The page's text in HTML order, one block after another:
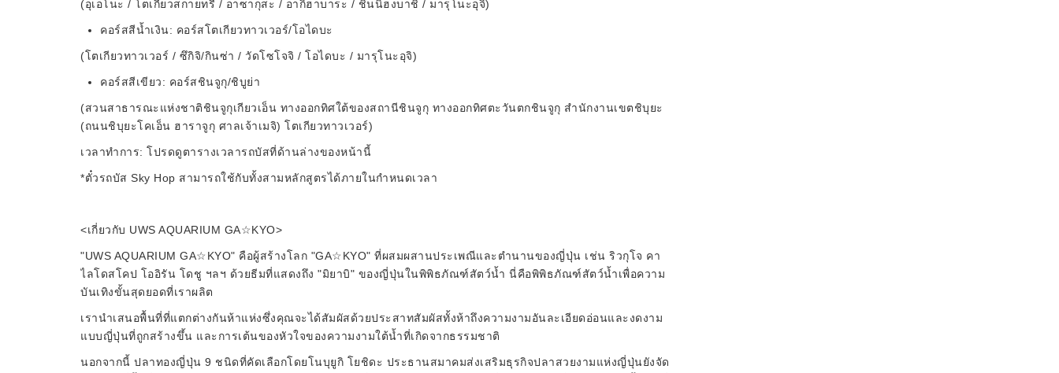
(อุเอโนะ / โตเกียวสกายทรี / อาซากุสะ / อากิฮาบาระ / ชินนิฮงบาชิ / มารุโนะอุจิ)
คอร์สสีน้ำเงิน: คอร์สโตเกียวทาวเวอร์/โอไดบะ
(โตเกียวทาวเวอร์ / ซึกิจิ/กินซ่า / วัดโซโจจิ / โอไดบะ / มารุโนะอุจิ)
คอร์สสีเขียว: คอร์สชินจูกุ/ชิบูย่า
(สวนสาธารณะแห่งชาติชินจูกุเกียวเอ็น ทางออกทิศใต้ของสถานีชินจูกุ ทางออกทิศตะวันตกชินจูกุ สำนักงานเขตชิบุยะ
(ถนนชิบุยะโคเอ็น ฮาราจูกุ ศาลเจ้าเมจิ) โตเกียวทาวเวอร์)
เวลาทำการ: โปรดดูตารางเวลารถบัสที่ด้านล่างของหน้านี้
*ตั๋วรถบัส Sky Hop สามารถใช้กับทั้งสามหลักสูตรได้ภายในกำหนดเวลา
<เกี่ยวกับ UWS AQUARIUM GA☆KYO>
"UWS AQUARIUM GA☆KYO" คือผู้สร้างโลก "GA☆KYO" ที่ผสมผสานประเพณีและตำนานของญี่ปุ่น เช่น ริวกุโจ คา
ไลโดสโคป โออิรัน โดชู ฯลฯ ด้วยธีมที่แสดงถึง "มิยาบิ" ของญี่ปุ่นในพิพิธภัณฑ์สัตว์น้ำ นี่คือพิพิธภัณฑ์สัตว์น้ำเพื่อความ
บันเทิงขั้นสุดยอดที่เราผลิต
เรานำเสนอพื้นที่ที่แตกต่างกันห้าแห่งซึ่งคุณจะได้สัมผัสด้วยประสาทสัมผัสทั้งห้าถึงความงามอันละเอียดอ่อนและงดงาม
แบบญี่ปุ่นที่ถูกสร้างขึ้น และการเต้นของหัวใจของความงามใต้น้ำที่เกิดจากธรรมชาติ
นอกจากนี้ ปลาทองญี่ปุ่น 9 ชนิดที่คัดเลือกโดยโนบุยูกิ โยชิดะ ประธานสมาคมส่งเสริมธุรกิจปลาสวยงามแห่งญี่ปุ่นยังจัด